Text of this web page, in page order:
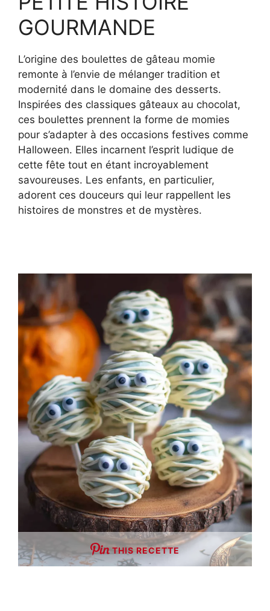
GOURMANDE
L’origine des boulettes de gâteau momie
remonte à l’envie de mélanger tradition et
modernité dans le domaine des desserts.
Inspirées des classiques gâteaux au chocolat,
ces boulettes prennent la forme de momies
pour s’adapter à des occasions festives comme
Halloween. Elles incarnent l’esprit ludique de
cette fête tout en étant incroyablement
savoureuses. Les enfants, en particulier,
adorent ces douceurs qui leur rappellent les
histoires de monstres et de mystères.
THIS RECETTE